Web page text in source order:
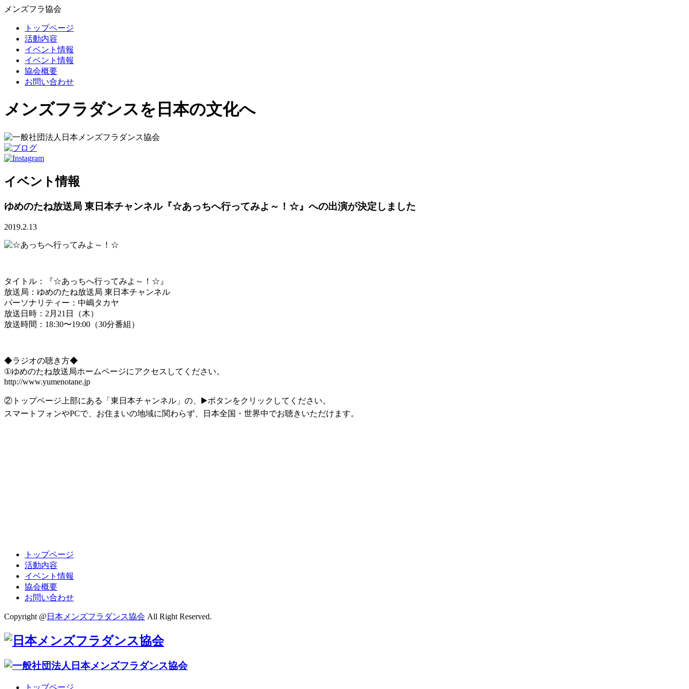
メンズフラ協会
トップページ
活動内容
イベント情報
イベント情報
協会概要
お問い合わせ
メンズフラダンスを日本の文化へ
イベント情報
ゆめのたね放送局 東日本チャンネル『☆あっちへ行ってみよ～！☆』への出演が決定しました
2019.2.13
タイトル：『☆あっちへ行ってみよ～！☆』
放送局：ゆめのたね放送局 東日本チャンネル
パーソナリティー：中嶋タカヤ
放送日時：2月21日（木）
放送時間：18:30〜19:00（30分番組）
◆ラジオの聴き方◆
①ゆめのたね放送局ホームページにアクセスしてください。
http://www.yumenotane.jp
②トップページ上部にある「東日本チャンネル」の、▶️ボタンをクリックしてください。
スマートフォンやPCで、お住まいの地域に関わらず、日本全国・世界中でお聴きいただけます。
トップページ
活動内容
イベント情報
協会概要
お問い合わせ
Copyright @ 日本メンズフラダンス協会 All Right Reserved.
トップページ